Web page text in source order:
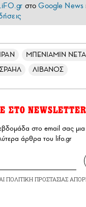
στοGoogle News
ΙΡΑΝ
ΜΠΕΝΙΑΜΙΝ
ΛΙΒΑΝΟΣ
ΣΤΟ
στο email σας μια
άρθρα του lifo.gr
ΠΟΛΙΤΙΚΗ ΠΡΟΣΤΑΣΙΑΣ